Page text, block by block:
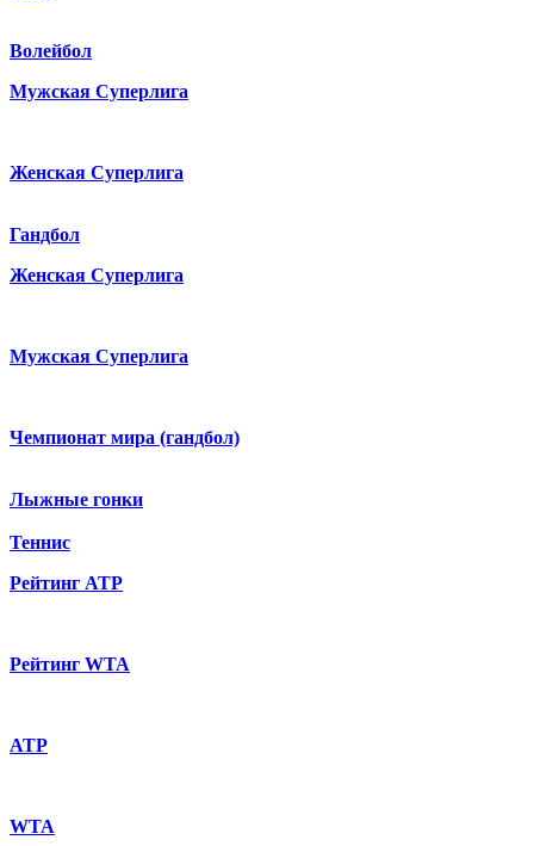
Волейбол
Мужская Суперлига
Женская Суперлига
Гандбол
Женская Суперлига
Мужская Суперлига
Чемпионат мира (гандбол)
Лыжные гонки
Теннис
Рейтинг ATP
Рейтинг WTA
ATP
WTA